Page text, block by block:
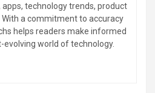
technology trends, product
a commitment to accuracy
helps readers make informed
world of technology.